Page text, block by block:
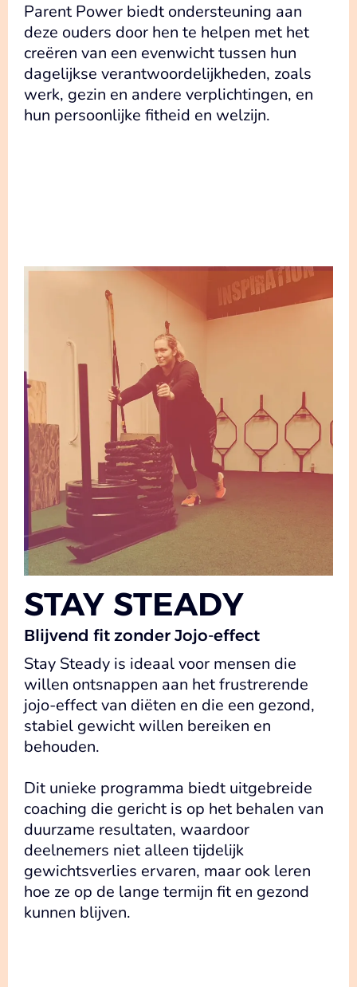
Parent Power biedt ondersteuning aan
deze ouders door hen te helpen met het
creëren van een evenwicht tussen hun
dagelijkse verantwoordelijkheden, zoals
werk, gezin en andere verplichtingen, en
hun persoonlijke fitheid en welzijn.
STAY STEADY
Blijvend fit zonder Jojo-effect
Stay Steady is ideaal voor mensen die
willen ontsnappen aan het frustrerende
jojo-effect van diëten en die een gezond,
stabiel gewicht willen bereiken en
behouden.
Dit unieke programma biedt uitgebreide
coaching die gericht is op het behalen van
duurzame resultaten, waardoor
deelnemers niet alleen tijdelijk
gewichtsverlies ervaren, maar ook leren
hoe ze op de lange termijn fit en gezond
kunnen blijven.